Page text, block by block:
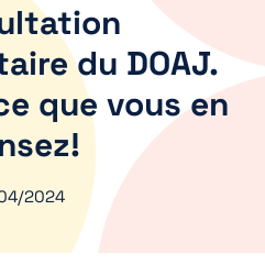
du DOAJ.
que vous en
2024